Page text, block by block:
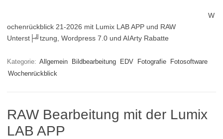
W
ochenrückblick 21-2026 mit Lumix LAB APP und RAW
Unterst├╝tzung, Wordpress 7.0 und AIArty Rabatte
Kategorie: Allgemein Bildbearbeitung EDV Fotografie
Fotosoftware
Wochenrückblick
RAW Bearbeitung mit der Lumix
LAB APP